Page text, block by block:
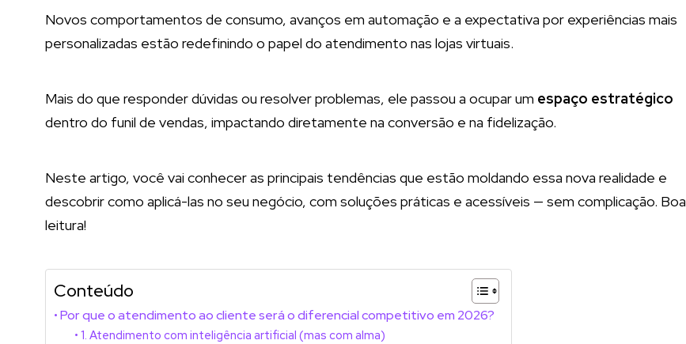
Novos comportamentos de consumo, avanços em automação e a expectativa por experiências mais
personalizadas estão redefinindo o papel do atendimento nas lojas virtuais.
Mais do que responder dúvidas ou resolver problemas, ele passou a ocupar um espaço estratégico
dentro do funil de vendas, impactando diretamente na conversão e na fidelização.
Neste artigo, você vai conhecer as principais tendências que estão moldando essa nova realidade e
descobrir como aplicá-las no seu negócio, com soluções práticas e acessíveis — sem complicação. Boa
leitura!
Conteúdo
Por que o atendimento ao cliente será o diferencial competitivo em 2026?
1. Atendimento com inteligência artificial (mas com alma)